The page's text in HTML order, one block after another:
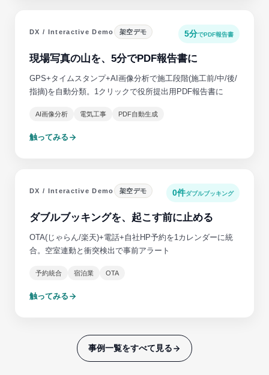
DX / Interactive Demo 架空デモ 5分でPDF報告書
現場写真の山を、5分でPDF報告書に
GPS+タイムスタンプ+AI画像分析で施工段階(施工前/中/後/
指摘)を自動分類。1クリックで役所提出用PDF報告書に
AI画像分析 電気工事 PDF自動生成
触ってみる
DX / Interactive Demo 架空デモ 0件ダブルブッキング
ダブルブッキングを、起こす前に止める
OTA(じゃらん/楽天)+電話+自社HP予約を1カレンダーに統
合。空室連動と衝突検出で事前アラート
予約統合 宿泊業 OTA
触ってみる
事例一覧をすべて見る